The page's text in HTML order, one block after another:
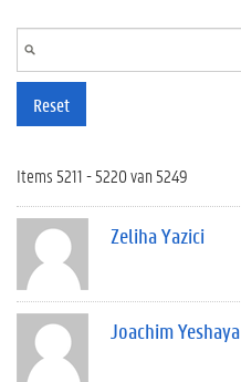
Reset
Items 5211 - 5220 van 5249
Zeliha Yazici
Joachim Yeshaya